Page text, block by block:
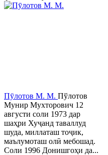
Пӯлотов М. М. Пўлотов
Мунир Мухторович 12
августи соли 1973 дар
шаҳри Хуҷанд таваллуд
шуда, миллаташ тоҷик,
маълумоташ олӣ мебошад.
Соли 1996 Донишгоҳи да...